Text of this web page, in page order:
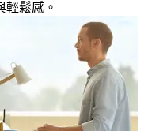
輕鬆感。